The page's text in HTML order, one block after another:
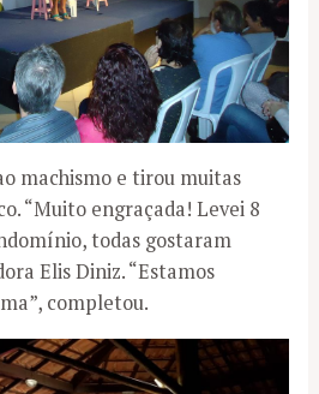
machismo e tirou muitas
“Muito engraçada! Levei 8
todas gostaram
Elis Diniz. “Estamos
completou.